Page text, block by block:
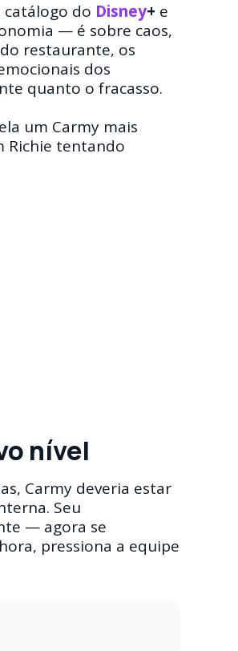
catálogo do Disney+ e
— é sobre caos,
restaurante, os
dos
quanto o fracasso.
um Carmy mais
Richie tentando
nível
Carmy deveria estar
Seu
— agora se
pressiona a equipe